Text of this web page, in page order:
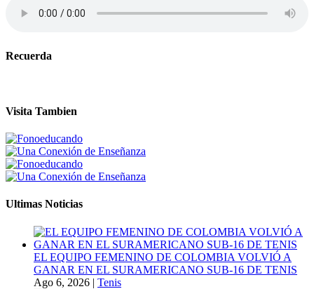
Recuerda
Visita Tambien
Ultimas Noticias
EL EQUIPO FEMENINO DE COLOMBIA VOLVIÓ A
GANAR EN EL SURAMERICANO SUB-16 DE TENIS
Ago 6, 2026 | Tenis